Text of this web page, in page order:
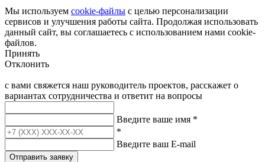
Мы используем cookie-файлы с целью персонализации
сервисов и улучшения работы сайта. Продолжая использовать
данный сайт, вы соглашаетесь с использованием нами cookie-
файлов.
Принять
Отклонить
с вами свяжется наш руководитель проектов, расскажет о
вариантах сотрудничества и ответит на вопросы
Введите ваше имя *
*
Введите ваш E-mail
Отправить заявку